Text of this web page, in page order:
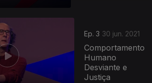
Ep. 3 30 jun. 2021
Comportamento
Humano
Desviante e
Justiça